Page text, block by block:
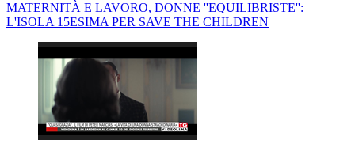
MATERNITÀ E LAVORO, DONNE ''EQUILIBRISTE'':
L'ISOLA 15ESIMA PER SAVE THE CHILDREN